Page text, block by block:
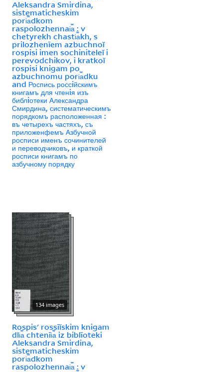
Aleksandra Smirdina,
sistematicheskim
pori︠a︡dkom
raspolozhennai︠a︡ : v
chetyrekh chasti︠a︡kh, s
prilozhenīem azbuchnoĭ
rospisi imen sochiniteleĭ i
perevodchikov, i kratkoĭ
rospisi knigam po
azbuchnomu pori︠a︡dku
and Роспись россiйскимъ
книгамъ для чтенiя изъ
библiотеки Александра
Смирдина, систематическимъ
порядкомъ расположенная :
въ четырехъ частяхъ, съ
приложенфемъ Азбучной
росписи именъ сочинителей
и переводчиковъ, и краткой
росписи книгамъ по
азбучному порядку
134 images
Rospisʹ rossīĭskim knigam
dli︠a︡ chtenīi︠a︡ iz biblīoteki
Aleksandra Smirdina,
sistematicheskim
pori︠a︡dkom
raspolozhennai︠a︡ : v